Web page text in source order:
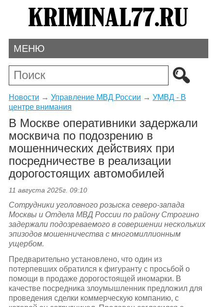
МЕНЮ
Новости → Управление МВД России → УМВД - В
центре внимания
В Москве оперативники задержали
москвича по подозрению в
мошеннических действиях при
посредничестве в реализации
дорогостоящих автомобилей
11 августа 2025г. 09:10
Сотрудники уголовного розыска северо-запада
Москвы и Отдела МВД России по району Строгино
задержали подозреваемого в совершении нескольких
эпизодов мошенничества с многомиллионным
ущербом.
Предварительно установлено, что один из
потерпевших обратился к фигуранту с просьбой о
помощи в продаже дорогостоящей иномарки. В
качестве посредника злоумышленник предложил для
проведения сделки коммерческую компанию, с